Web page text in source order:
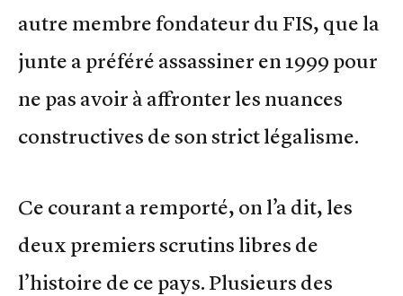
autre membre fondateur du FIS, que la
junte a préféré assassiner en 1999 pour
ne pas avoir à affronter les nuances
constructives de son strict légalisme.
Ce courant a remporté, on l’a dit, les
deux premiers scrutins libres de
l’histoire de ce pays. Plusieurs des